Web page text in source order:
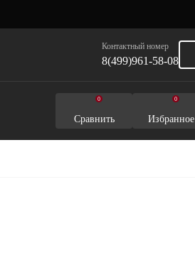
Контактный номер
8(499)961-58-08
0
Сравнить
0
Избранное